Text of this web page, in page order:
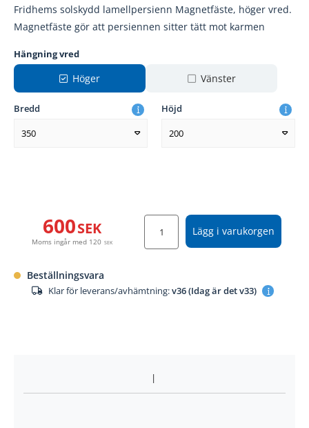
Fridhems solskydd lamellpersienn Magnetfäste, höger vred.
Magnetfäste gör att persiennen sitter tätt mot karmen
Hängning vred
Höger Vänster
Bredd
350
Höjd
200
Lägg i varukorgen
600SEK
Moms ingår med 120 SEK
Beställningsvara
Klar för leverans/avhämtning:v36 (Idag är det v33)